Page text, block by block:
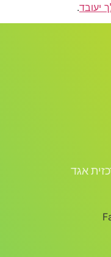
יעובד.